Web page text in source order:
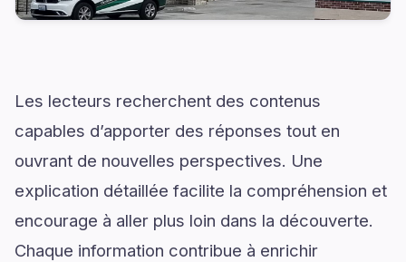
Les lecteurs recherchent des contenus
capables d’apporter des réponses tout en
ouvrant de nouvelles perspectives. Une
explication détaillée facilite la compréhension et
encourage à aller plus loin dans la découverte.
Chaque information contribue à enrichir